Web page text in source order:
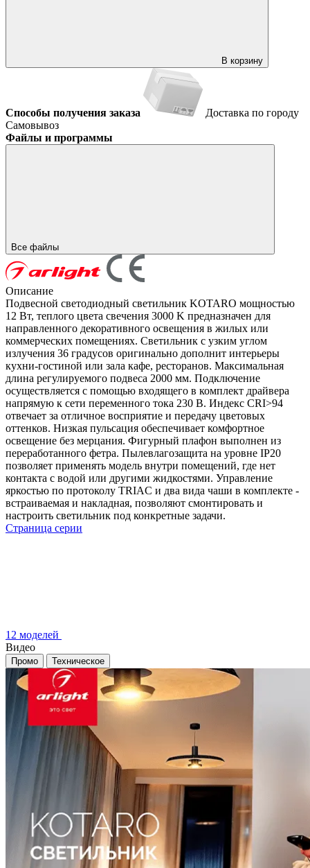
В корзину
Способы получения заказа
Доставка по городу
Самовывоз
Файлы и программы
Все файлы
Описание
Подвесной светодиодный светильник KOTARO мощностью
12 Вт, теплого цвета свечения 3000 K предназначен для
направленного декоративного освещения в жилых или
коммерческих помещениях. Светильник с узким углом
излучения 36 градусов оригинально дополнит интерьеры
кухни-гостиной или зала кафе, ресторанов. Максимальная
длина регулируемого подвеса 2000 мм. Подключение
осуществляется с помощью входящего в комплект драйвера
напрямую к сети переменного тока 230 В. Индекс CRI>94
отвечает за отличное восприятие и передачу цветовых
оттенков. Низкая пульсация обеспечивает комфортное
освещение без мерцания. Фигурный плафон выполнен из
переработанного фетра. Пылевлагозащита на уровне IP20
позволяет применять модель внутри помещений, где нет
контакта с водой или другими жидкостями. Управление
яркостью по протоколу TRIAC и два вида чаши в комплекте -
встраиваемая и накладная, позволяют смонтировать и
настроить светильник под конкретные задачи.
Страница серии
12 моделей
Видео
Промо Техническое